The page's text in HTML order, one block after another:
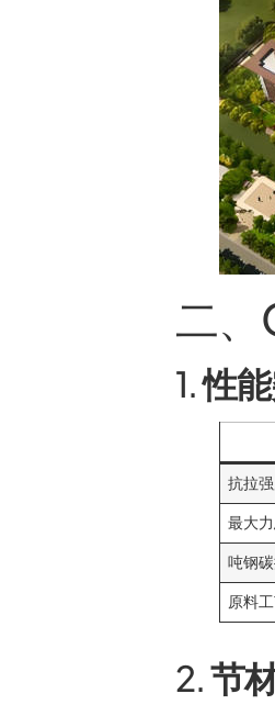
二
1.性
抗拉
最大
吨钢
原料
2.节